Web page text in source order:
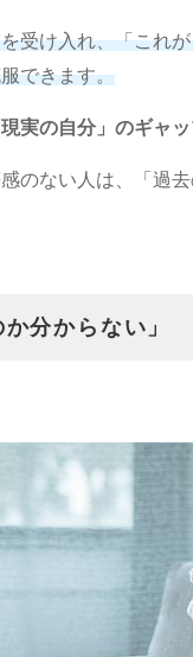
受け入れ、「これ
できます。
実の自分」のギャ
のない人は、「過
分からない」